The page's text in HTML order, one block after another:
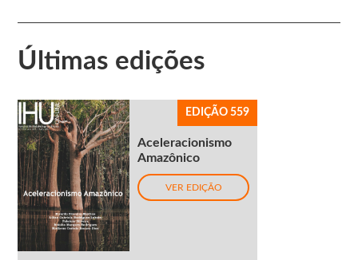
Últimas edições
EDIÇÃO 559
Aceleracionismo
Amazônico
VER EDIÇÃO